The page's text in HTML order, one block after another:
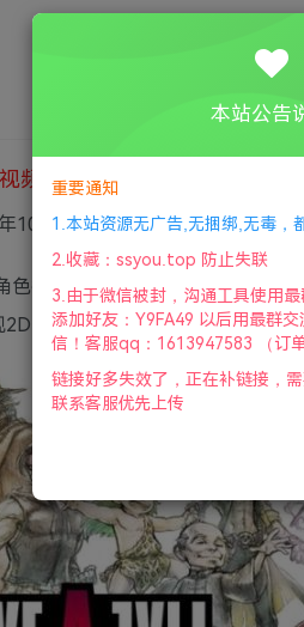
频教程 ③
10月10号更新
色扮演游戏，由跨越不同时空的
点阵绘图质感，在保留原作氛围
本站公告
重要通知
1.本站资源无广告,无捆绑,无毒，
2.收藏：ssyou.top 防止失联
3.由于微信被封，沟通工具使用
添加好友：Y9FA49 以后用最群
信！客服qq：1613947583 （订
链接好多失效了，正在补链接，
联系客服优先上传